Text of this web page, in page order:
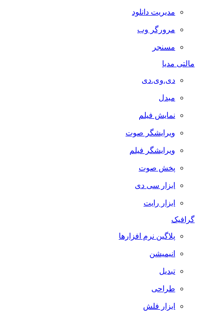
مدیریت دانلود
مرورگر وب
مسنجر
مالتی مدیا
دی.وی.دی
مبدل
نمایش فیلم
ویرایشگر صوت
ویرایشگر فیلم
پخش صوت
ابزار سی دی
ابزار رایت
گرافیک
پلاگین نرم افزارها
انیمیشن
تبدیل
طراحی
ابزار فلش